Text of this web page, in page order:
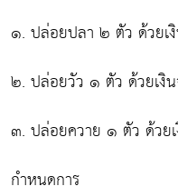
๑. ปล่อยปลา ๒ ตัว ด้วยเ
๒. ปล่อยวัว ๑ ตัว ด้วยเ
๓. ปล่อยควาย ๑ ตัว ด้ว
กำหนดการ